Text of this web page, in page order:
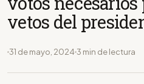
vetos del
31 de mayo, 2024 3 min de lectura